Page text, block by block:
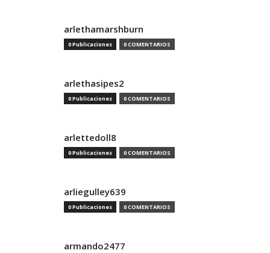
arlethamarshburn
0 Publicaciones 0 COMENTARIOS
arlethasipes2
0 Publicaciones 0 COMENTARIOS
arlettedoll8
0 Publicaciones 0 COMENTARIOS
arliegulley639
0 Publicaciones 0 COMENTARIOS
armando2477